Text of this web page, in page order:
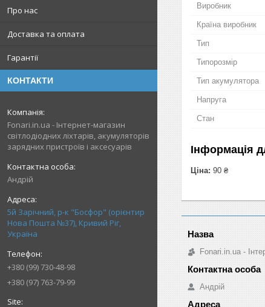
Про нас
Доставка та оплата
Гарантії
КОНТАКТИ
Fonari.in.ua - Інтернет-магазин
світлодіодних ліхтарів, акумуляторів
зарядних пристроїв і аксесуарів
Андрій
5й Зарічний, р-к "Босфор" (орієнтир
Нова Пошта №37), Кривий Ріг,
Україна
+380 (99) 730-48-98
+380 (97) 763-79-99
Виробник
Країна виробник
Тип
Типорозмір
Тип акумулятора
Напруга
Стан
Інформація
Ціна: 90 ₴
Fonari.in.ua -
Андрій